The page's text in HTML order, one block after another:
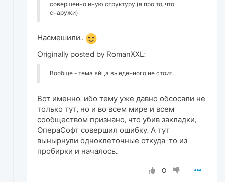
совершенно иную структуру (я про то, что
снаружи)
Насмешили..
Originally posted by RomanXXL:
Вообще - тема яйца выеденного не стоит..
Вот именно, ибо тему уже давно обсосали не
только тут, но и во всем мире и всем
сообществом признано, что убив закладки,
ОпераСофт совершил ошибку. А тут
вынырнули одноклеточные откуда-то из
пробирки и началось..
0